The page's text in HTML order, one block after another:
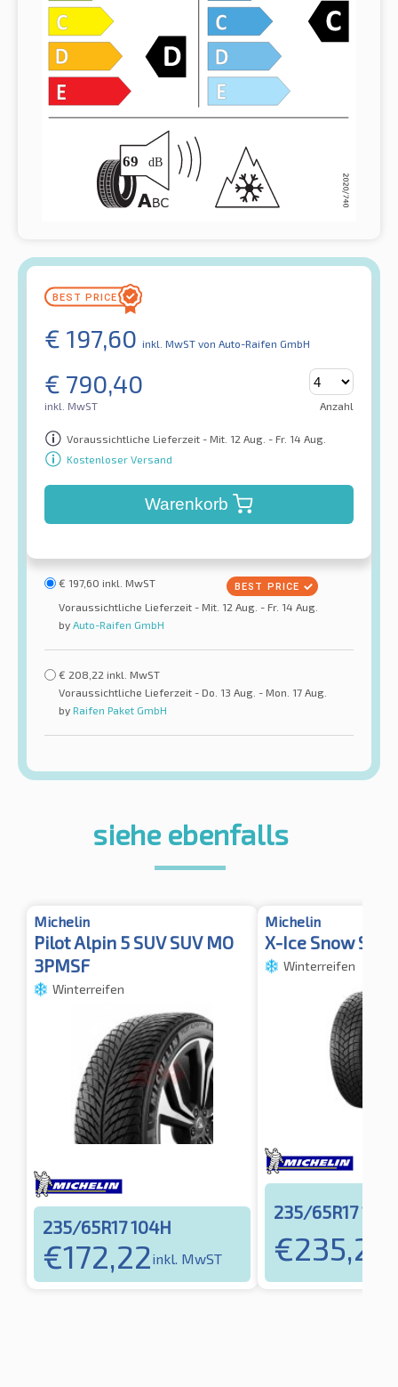
€ 197,60 inkl. MwST von Auto-Raifen GmbH
€ 790,40
inkl. MwST Anzahl
Voraussichtliche Lieferzeit - Mit. 12 Aug. - Fr. 14 Aug.
Kostenloser Versand
Warenkorb
€ 197,60 inkl. MwST
Voraussichtliche Lieferzeit - Mit. 12 Aug. - Fr. 14 Aug.
by Auto-Raifen GmbH
€ 208,22 inkl. MwST
Voraussichtliche Lieferzeit - Do. 13 Aug. - Mon. 17 Aug.
by Raifen Paket GmbH
siehe ebenfalls
Michelin
Pilot Alpin 5 SUV SUV MO
3PMSF
Winterreifen
235/65R17 104H
€172,22inkl. MwST
Michelin
X-Ice Snow SUV
Winterreifen
235/65R17
€235,21